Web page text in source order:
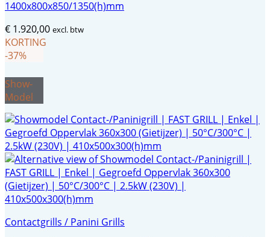
1400x800x850/1350(h)mm
€ 1.920,00 excl. btw
KORTING
-37%
Show-
Model
Contactgrills / Panini Grills